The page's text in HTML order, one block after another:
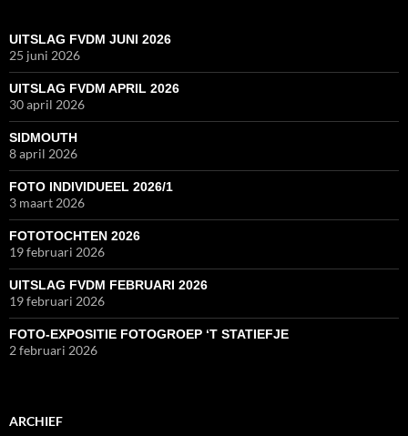
UITSLAG FVDM JUNI 2026
25 juni 2026
UITSLAG FVDM APRIL 2026
30 april 2026
SIDMOUTH
8 april 2026
FOTO INDIVIDUEEL 2026/1
3 maart 2026
FOTOTOCHTEN 2026
19 februari 2026
UITSLAG FVDM FEBRUARI 2026
19 februari 2026
FOTO-EXPOSITIE FOTOGROEP ‘T STATIEFJE
2 februari 2026
ARCHIEF